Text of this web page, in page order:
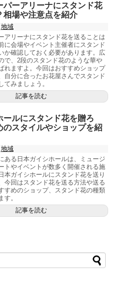
パーアリーナにスタンド花
相場や注意点を紹介
地域
アリーナにスタンド花を送ることは
に会場やイベント主催者にスタンド
か確認しておく必要があります。広
で、2段のスタンド花のような華や
れますよ。今回はおすすめショップ
自分に合ったお花屋さんでスタンド
てみましょう。
記事を読む
ールにスタンド花を贈ろ
のスタイルやショップを紹
地域
ある日本ガイシホールは、ミュージ
トやイベントが数多く開催される施
本ガイシホールにスタンド花を送り
今回はスタンド花を送る方法や送る
すめのショップ、スタンド花の種類
す。
記事を読む